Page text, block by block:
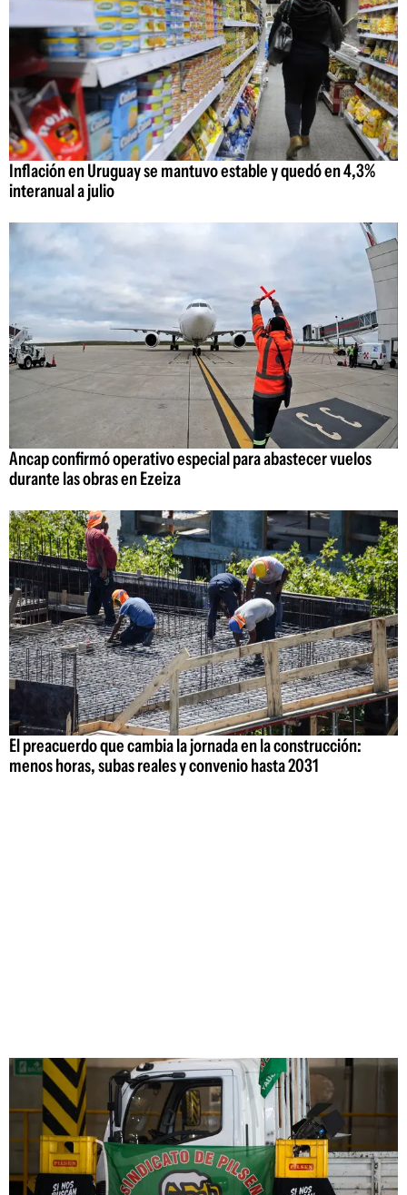
Inflación en Uruguay se mantuvo estable y quedó en 4,3%
interanual a julio
Ancap confirmó operativo especial para abastecer vuelos
durante las obras en Ezeiza
El preacuerdo que cambia la jornada en la construcción:
menos horas, subas reales y convenio hasta 2031